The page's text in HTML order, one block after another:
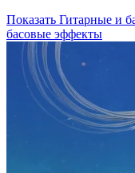
Показать Гитарные и
басовые эффекты